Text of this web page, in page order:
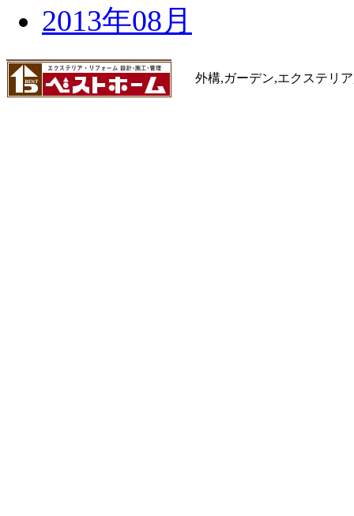
2013年08月
外構,ガーデン,エクステリ